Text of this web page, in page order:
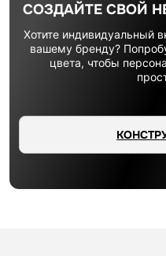
СОЗДАЙТЕ СВОЙ
Хотите индивидуальный
вашему бренду?
цвета, чтобы